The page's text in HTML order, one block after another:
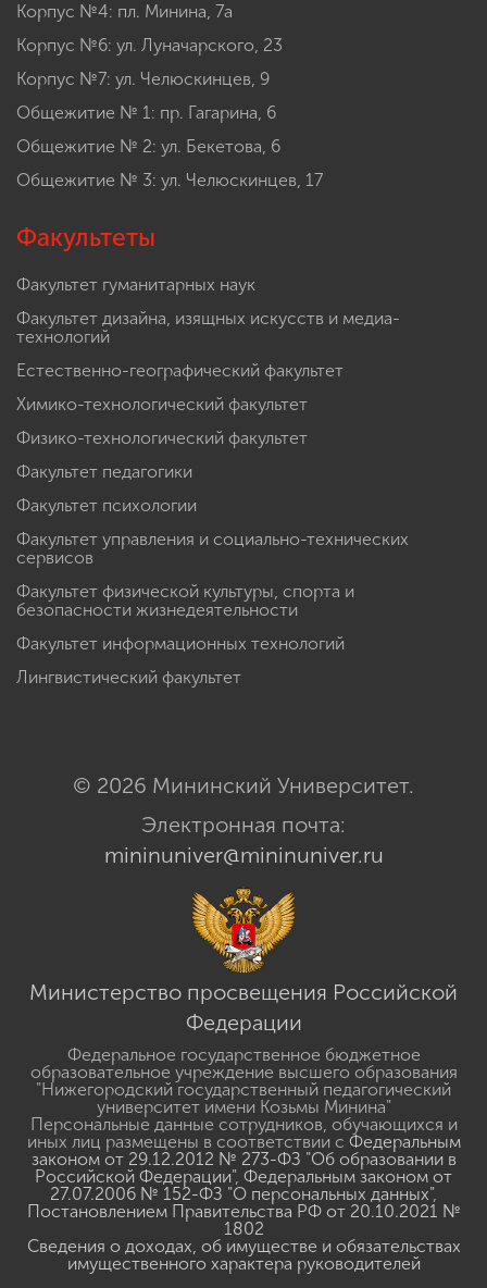
Корпус №4: пл. Минина, 7а
Корпус №6: ул. Луначарского, 23
Корпус №7: ул. Челюскинцев, 9
Общежитие № 1: пр. Гагарина, 6
Общежитие № 2: ул. Бекетова, 6
Общежитие № 3: ул. Челюскинцев, 17
Факультеты
Факультет гуманитарных наук
Факультет дизайна, изящных искусств и медиа-
технологий
Естественно-географический факультет
Химико-технологический факультет
Физико-технологический факультет
Факультет педагогики
Факультет психологии
Факультет управления и социально-технических
сервисов
Факультет физической культуры, спорта и
безопасности жизнедеятельности
Факультет информационных технологий
Лингвистический факультет
© 2026 Мининский Университет.
Электронная почта:
mininuniver@mininuniver.ru
Министерство просвещения Российской
Федерации
Федеральное государственное бюджетное
образовательное учреждение высшего образования
"Нижегородский государственный педагогический
университет имени Козьмы Минина"
Персональные данные сотрудников, обучающихся и
иных лиц размещены в соответствии с Федеральным
законом от 29.12.2012 № 273-ФЗ "Об образовании в
Российской Федерации", Федеральным законом от
27.07.2006 № 152-ФЗ "О персональных данных",
Постановлением Правительства РФ от 20.10.2021 №
1802
Сведения о доходах, об имуществе и обязательствах
имущественного характера руководителей